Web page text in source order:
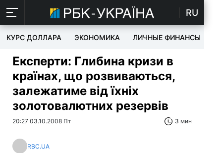
RU
КУРС ДОЛЛАРА ЭКОНОМИКА ЛИЧНЫЕ ФИНАНСЫ
Експерти: Глибина кризи в
країнах, що розвиваються,
залежатиме від їхніх
золотовалютних резервів
20:27 03.10.2008 Пт 3 мин
RBC.UA